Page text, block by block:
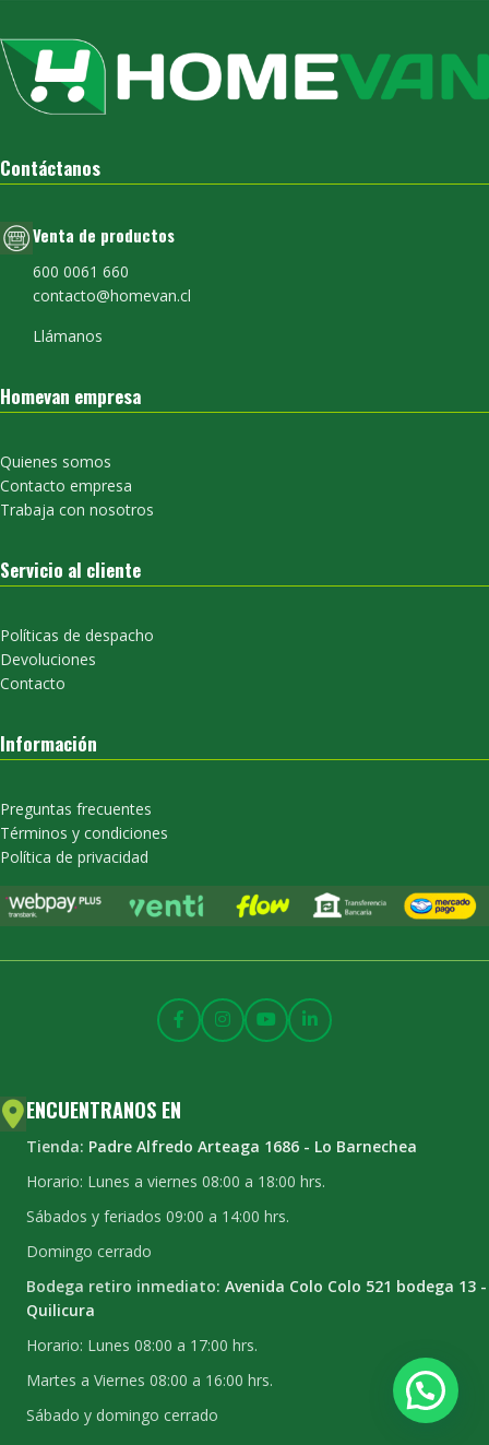
Contáctanos
Venta de productos
600 0061 660
contacto@homevan.cl
Llámanos
Homevan empresa
Quienes somos
Contacto empresa
Trabaja con nosotros
Servicio al cliente
Políticas de despacho
Devoluciones
Contacto
Información
Preguntas frecuentes
Términos y condiciones
Política de privacidad
ENCUENTRANOS EN
Tienda: Padre Alfredo Arteaga 1686 - Lo Barnechea
Horario: Lunes a viernes 08:00 a 18:00 hrs.
Sábados y feriados 09:00 a 14:00 hrs.
Domingo cerrado
Bodega retiro inmediato: Avenida Colo Colo 521 bodega 13 -
Quilicura
Horario: Lunes 08:00 a 17:00 hrs.
Martes a Viernes 08:00 a 16:00 hrs.
Sábado y domingo cerrado